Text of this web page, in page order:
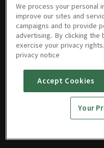
영화 예
저녁의 게
We process your personal
improve our sites and
campaigns and to provide
advertising. By clicking the
exercise your privacy
privacy notice
Accept Cookies
Your